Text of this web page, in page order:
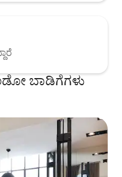
ಬಾಡಿಗೆಗಳು